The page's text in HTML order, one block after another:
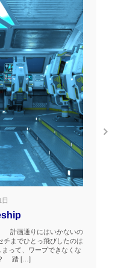
計画通りにはいかないの
までひとっ飛びしたのは
って、ワープできなくな
？ 踏 […]